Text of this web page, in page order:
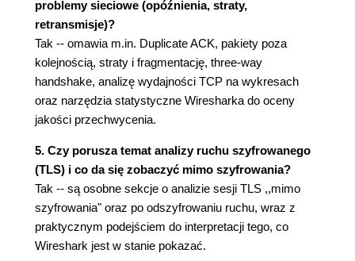
Pozostałe ramki pojawiające się w sieciach
komputerowych i ich analiza
Ramki LLC/SNAP
LACP/EtherChannel
Przydatne filtry warstwy drugiej
Użyteczne filtry
warstwie drugiej OSI
Skanowanie sieci
Przeprowadzanie skanowania sieci za
pomocą nmap
Skan TCP SYN
problemy sieciowe (opóźnienia, straty,
retransmisje)?
Tak -- omawia m.in. Duplicate ACK, pakiety poza
kolejnością, straty i fragmentację, three-way
handshake, analizę wydajności TCP na wykresach
oraz narzędzia statystyczne Wiresharka do oceny
jakości przechwycenia.
5. Czy porusza temat analizy ruchu szyfrowanego
(TLS) i co da się zobaczyć mimo szyfrowania?
Tak -- są osobne sekcje o analizie sesji TLS ,,mimo
szyfrowania" oraz po odszyfrowaniu ruchu, wraz z
praktycznym podejściem do interpretacji tego, co
Wireshark jest w stanie pokazać.